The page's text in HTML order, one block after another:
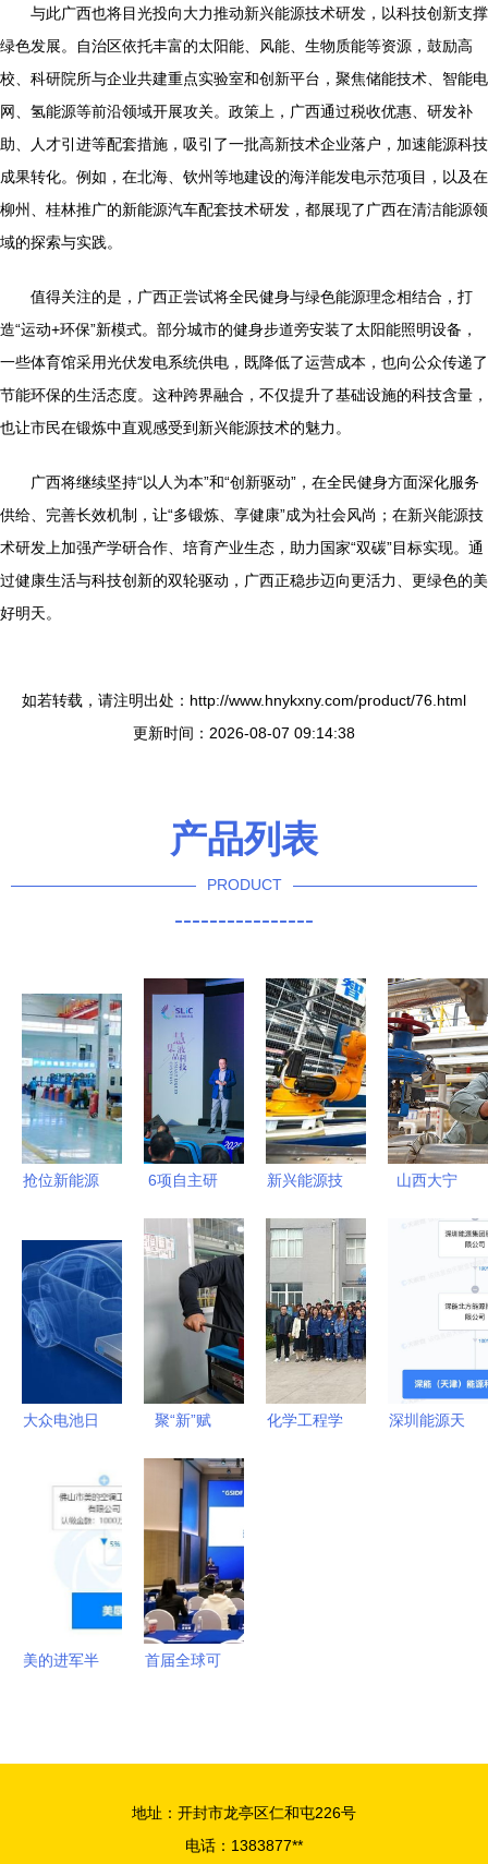
与此广西也将目光投向大力推动新兴能源技术研发，以科技创新支撑
绿色发展。自治区依托丰富的太阳能、风能、生物质能等资源，鼓励高
校、科研院所与企业共建重点实验室和创新平台，聚焦储能技术、智能电
网、氢能源等前沿领域开展攻关。政策上，广西通过税收优惠、研发补
助、人才引进等配套措施，吸引了一批高新技术企业落户，加速能源科技
成果转化。例如，在北海、钦州等地建设的海洋能发电示范项目，以及在
柳州、桂林推广的新能源汽车配套技术研发，都展现了广西在清洁能源领
域的探索与实践。
值得关注的是，广西正尝试将全民健身与绿色能源理念相结合，打
造“运动+环保”新模式。部分城市的健身步道旁安装了太阳能照明设备，
一些体育馆采用光伏发电系统供电，既降低了运营成本，也向公众传递了
节能环保的生活态度。这种跨界融合，不仅提升了基础设施的科技含量，
也让市民在锻炼中直观感受到新兴能源技术的魅力。
广西将继续坚持“以人为本”和“创新驱动”，在全民健身方面深化服务
供给、完善长效机制，让“多锻炼、享健康”成为社会风尚；在新兴能源技
术研发上加强产学研合作、培育产业生态，助力国家“双碳”目标实现。通
过健康生活与科技创新的双轮驱动，广西正稳步迈向更活力、更绿色的美
好明天。
如若转载，请注明出处：http://www.hnykxny.com/product/76.html
更新时间：2026-08-07 09:14:38
产品列表
PRODUCT
----------------
抢位新能源
电缆集团光
伏电缆市场
份额持续攀
升
6项自主研
发布 江苏
常熟引领新
兴能源技术
研发新浪潮
新兴能源技
“机器人”浪
潮下，我们
能约吗？
山西大宁
大众电池日
现，宁德时
代短期承压
聚“新”赋
展新质生产
力的“尖兵”
化学工程学
深圳能源天
美的进军半
首届全球可
创新蓝图
地址：开封市龙亭区仁和屯226号
电话：1383877**